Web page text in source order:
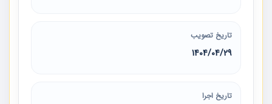
تاریخ تصویب
1404/04/29
تاریخ اجرا